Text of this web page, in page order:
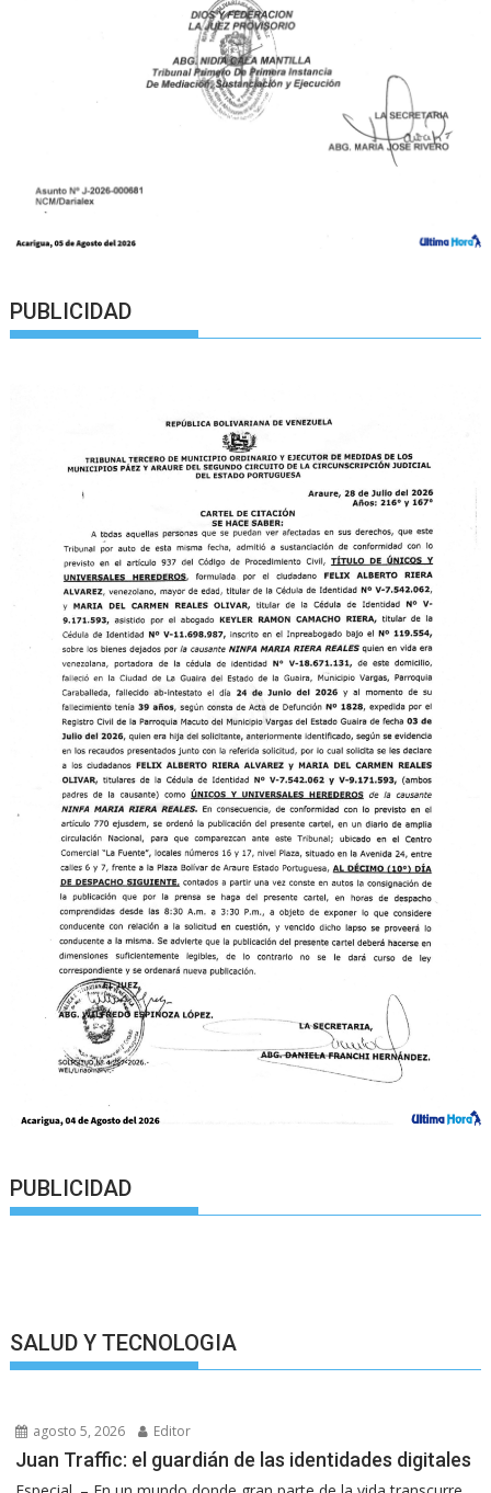
PUBLICIDAD
PUBLICIDAD
SALUD Y TECNOLOGIA
agosto 5, 2026 Editor
Juan Traffic: el guardián de las identidades digitales